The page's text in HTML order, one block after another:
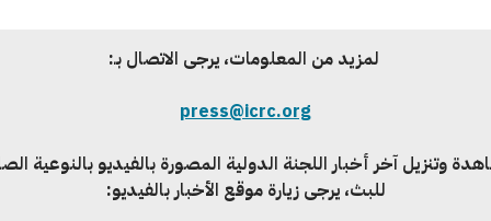
لمزيد من المعلومات، يرجى الاتصال بـ:
press@icrc.org
وتنزيل آخر أخبار اللجنة الدولية المصورة بالفيديو بالنوعية
للبث، يرجى زيارة موقع الأخبار بالفيديو: